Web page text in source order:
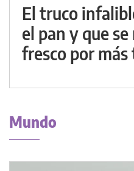
El truco
el pan y que
fresco por
Mundo